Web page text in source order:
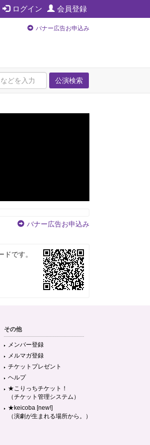
ログイン 会員登録
バナー広告お申込み
公演検索
バナー広告お申込み
ドです。
その他
メンバー登録
メルマガ登録
チケットプレゼント
ヘルプ
★こりっちチケット！
（チケット管理システム）
★keicoba [new!]
（演劇が生まれる場所から。）